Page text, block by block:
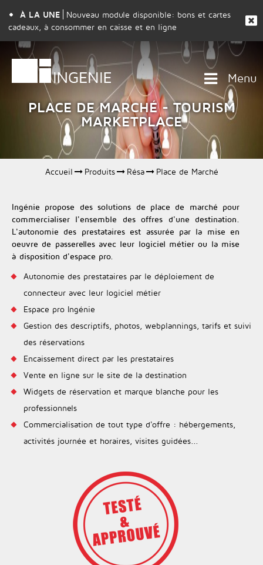
À LA UNE
Nouveau module disponible: bons et cartes
cadeaux, à consommer en caisse et en ligne
Menu
Accueil Produits Résa Place de Marché
PLACE DE MARCHÉ - TOURISM
MARKETPLACE
Ingénie propose des solutions de place de marché pour
commercialiser l'ensemble des offres d'une destination.
L'autonomie des prestataires est assurée par la mise en
oeuvre de passerelles avec leur logiciel métier ou la mise
à disposition d'espace pro.
Autonomie des prestataires par le déploiement de
connecteur avec leur logiciel métier
Espace pro Ingénie
Gestion des descriptifs, photos, webplannings, tarifs et suivi
des réservations
Encaissement direct par les prestataires
Vente en ligne sur le site de la destination
Widgets de réservation et marque blanche pour les
professionnels
Commercialisation de tout type d'offre : hébergements,
activités journée et horaires, visites guidées...